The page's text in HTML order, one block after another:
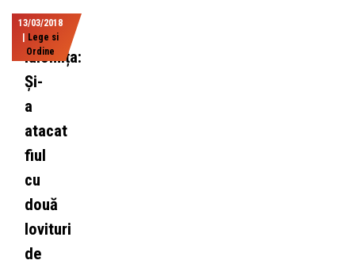
13/03/2018
Lege si
Ordine
Ialomița:
Și-
a
atacat
fiul
cu
două
lovituri
de